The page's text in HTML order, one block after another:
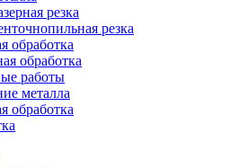
резка
резка
обработка
обработка
работы
металла
обработка